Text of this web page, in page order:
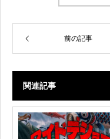
前の記事
関連記事